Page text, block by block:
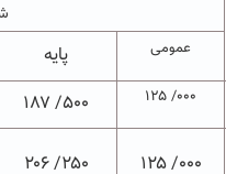
عمومی پایه
۰۰۰/ ۱۲۵ ۵۰۰/ ۱۸۷
۰۰۰/ ۱۲۵ ۲۵۰/ ۲۰۶